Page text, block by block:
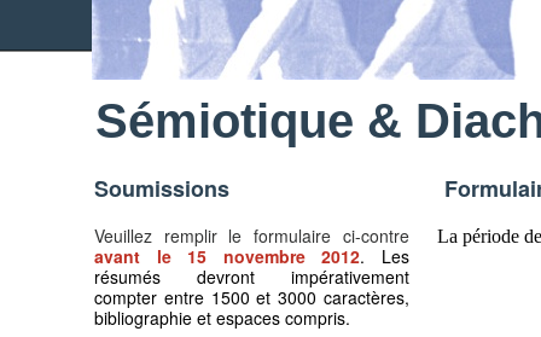
Soumissions
Sémiotique &
Veuillez remplir le formulaire ci-contre
avant le 15 novembre 2012. Les
résumés devront impérativement
compter entre 1500 et 3000 caractères,
bibliographie et espaces compris.